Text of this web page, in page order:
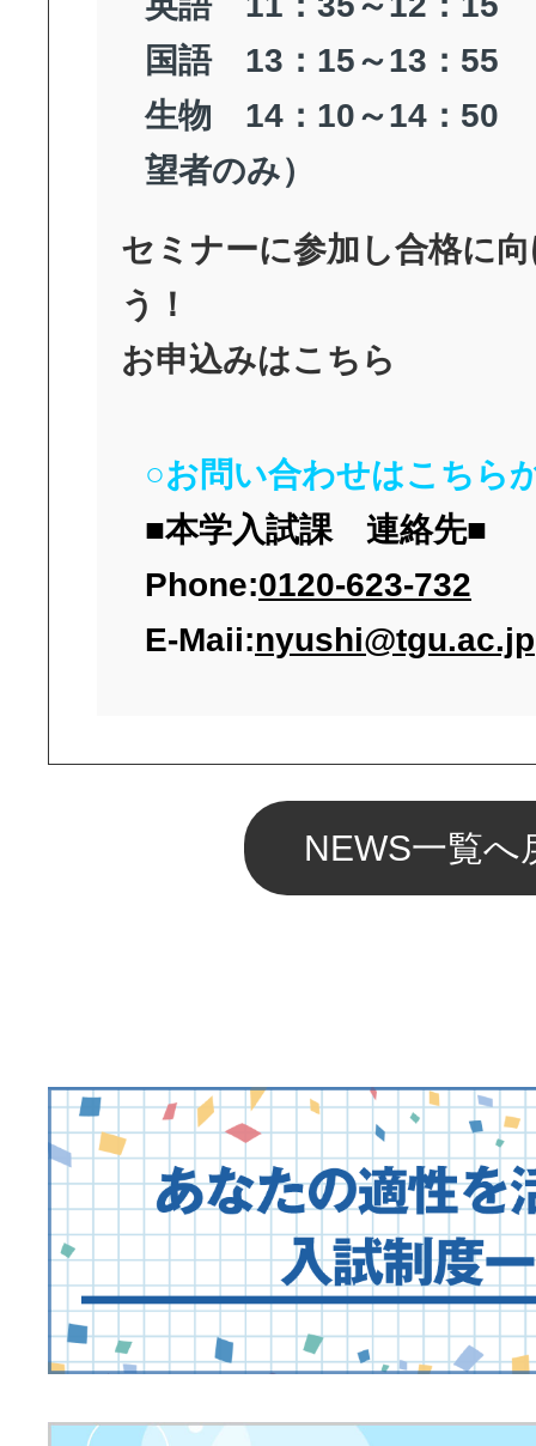
国語 13：15～13：55
生物 14：10～14：50
望者のみ）
セミナーに参加し合格に
う！
お申込みはこちら
○お問い合わせはこちら
■本学入試課 連絡先■
Phone:0120-623-732
E-Maii:nyushi@tgu.ac.jp
NEWS一覧へ